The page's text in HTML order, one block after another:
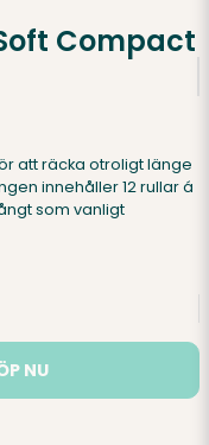
Compact
att räcka otroligt länge
innehåller 12 rullar á
som vanligt
NU